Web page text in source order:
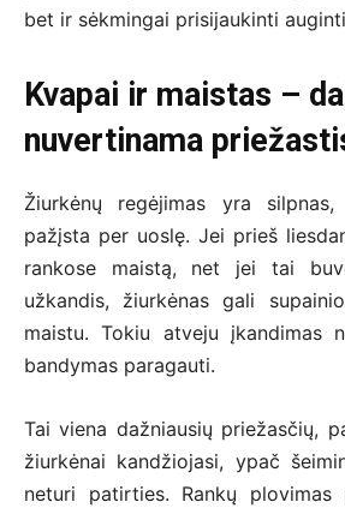
bet ir sėkmingai prisijaukinti
Kvapai ir maistas –
nuvertinama
Žiurkėnų regėjimas yra
pažįsta per uoslę. Jei prieš
rankose maistą, net jei tai
užkandis, žiurkėnas gali
maistu. Tokiu atveju įkandimas
bandymas paragauti.
Tai viena dažniausių priežasčių,
žiurkėnai kandžiojasi, ypač
neturi patirties. Rankų